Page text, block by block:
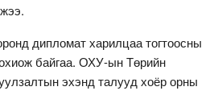
дипломат харилцаа тогтоосны
байгаа. ОХУ-ын Төрийн
эхэнд талууд хоёр орны